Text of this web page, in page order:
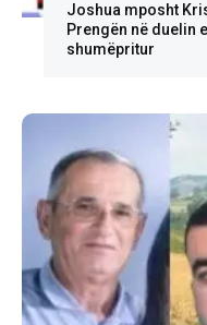
Joshua mposht
Prengën në duelin e
shumëpritur